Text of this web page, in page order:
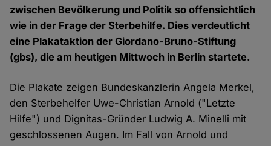
zwischen Bevölkerung und Politik so offensichtlich
wie in der Frage der Sterbehilfe. Dies verdeutlicht
eine Plakataktion der Giordano-Bruno-Stiftung
(gbs), die am heutigen Mittwoch in Berlin startete.
Die Plakate zeigen Bundeskanzlerin Angela Merkel,
den Sterbehelfer Uwe-Christian Arnold ("Letzte
Hilfe") und Dignitas-Gründer Ludwig A. Minelli mit
geschlossenen Augen. Im Fall von Arnold und